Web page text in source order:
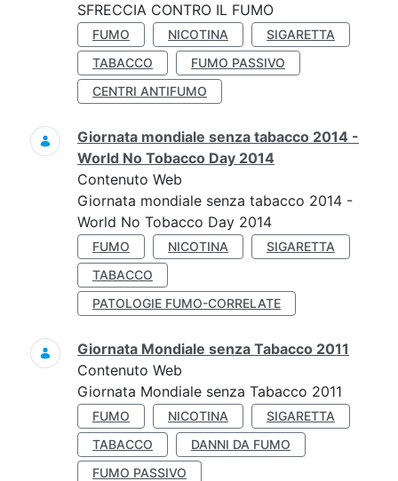
SFRECCIA CONTRO IL FUMO
FUMO NICOTINA
SIGARETTA
TABACCO
FUMO PASSIVO
CENTRI ANTIFUMO
Giornata mondiale senza tabacco 2014 -
World No Tobacco Day 2014
Contenuto Web
Giornata mondiale senza tabacco 2014 -
World No Tobacco Day 2014
FUMO NICOTINA
SIGARETTA
TABACCO
PATOLOGIE FUMO-CORRELATE
Giornata Mondiale senza Tabacco 2011
Contenuto Web
Giornata Mondiale senza Tabacco 2011
FUMO NICOTINA
SIGARETTA
TABACCO
DANNI DA FUMO
FUMO PASSIVO